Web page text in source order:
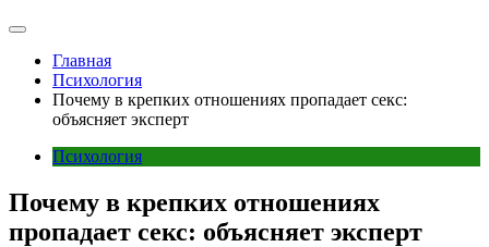
Главная
Психология
Почему в крепких отношениях пропадает секс:
объясняет эксперт
Психология
Почему в крепких отношениях
пропадает секс: объясняет эксперт